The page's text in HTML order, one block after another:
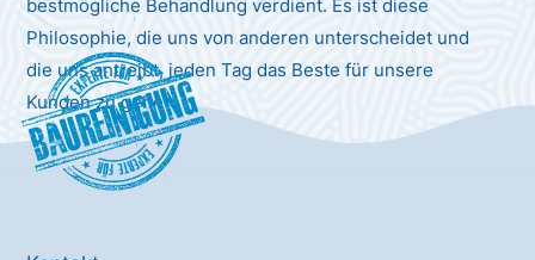
bestmögliche Behandlung verdient. Es ist diese
Philosophie, die uns von anderen unterscheidet und
die uns antreibt, jeden Tag das Beste für unsere
Kunden zu geben.
Baureinigung